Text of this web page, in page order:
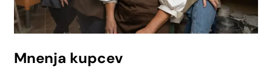
Mnenja kupcev